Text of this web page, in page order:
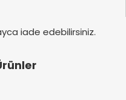
iade edebilirsiniz.